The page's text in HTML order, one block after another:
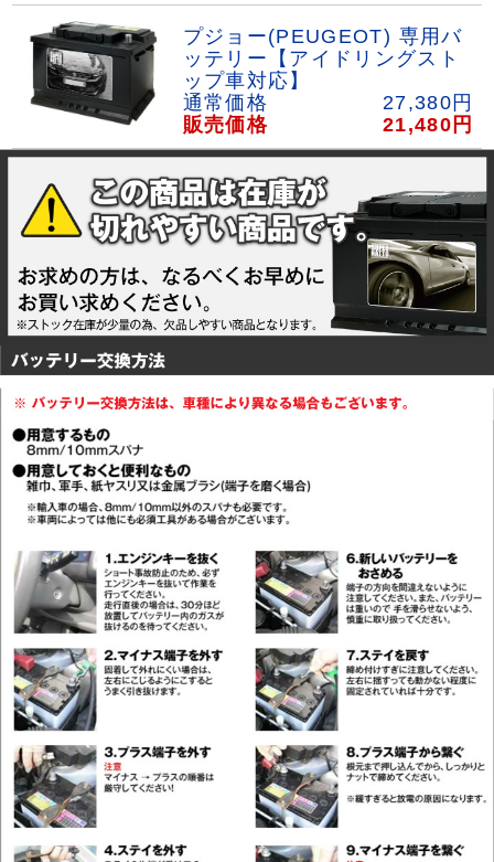
プジョー(PEUGEOT) 専用バ
ッテリー【アイドリングスト
ップ車対応】
通常価格
27,380円
販売価格
21,480 円